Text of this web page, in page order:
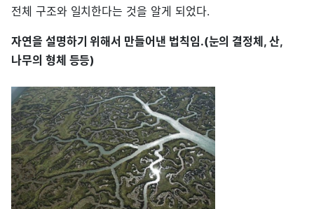
전체 구조와 일치한다는 것을 알게 되었다.
자연을 설명하기 위해서 만들어낸 법칙임.(눈의 결정체, 산,
나무의 형체 등등)